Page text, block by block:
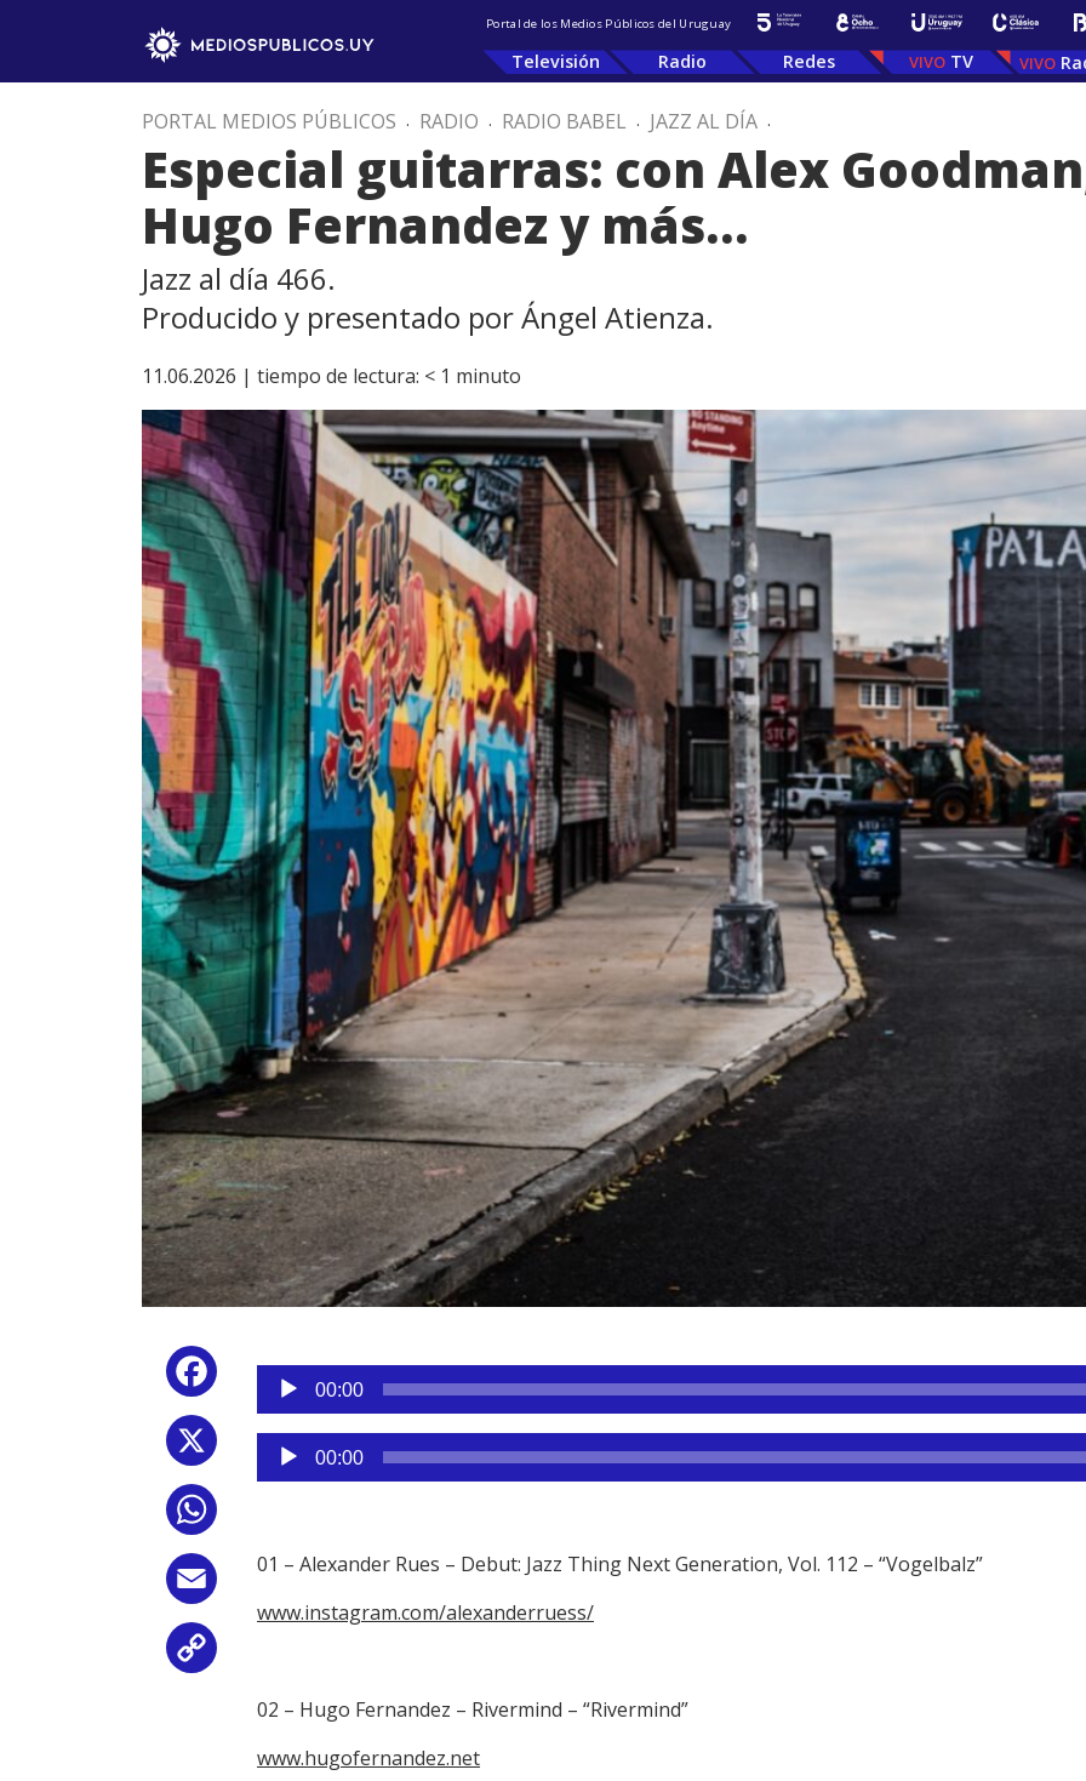
Portal de los Medios Públicos del Uruguay
Televisión Radio Redes TV
PORTAL MEDIOS PÚBLICOS . RADIO . RADIO BABEL . JAZZ AL DÍA .
Especial guitarras: con Alex
Hugo Fernandez y más…
Jazz al día 466.
Producido y presentado por Ángel Atienza.
11.06.2026 | tiempo de lectura: < 1 minuto
Facebook
Link
Reproductor
audio
00:00
Reproductor
de
00:00
01 – Alexander Rues – Debut: Jazz Thing Next Generation, Vol. 112 – “Vogelbalz”
www.instagram.com/alexanderruess/
02 – Hugo Fernandez – Rivermind – “Rivermind”
www.hugofernandez.net